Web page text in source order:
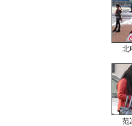
北
范